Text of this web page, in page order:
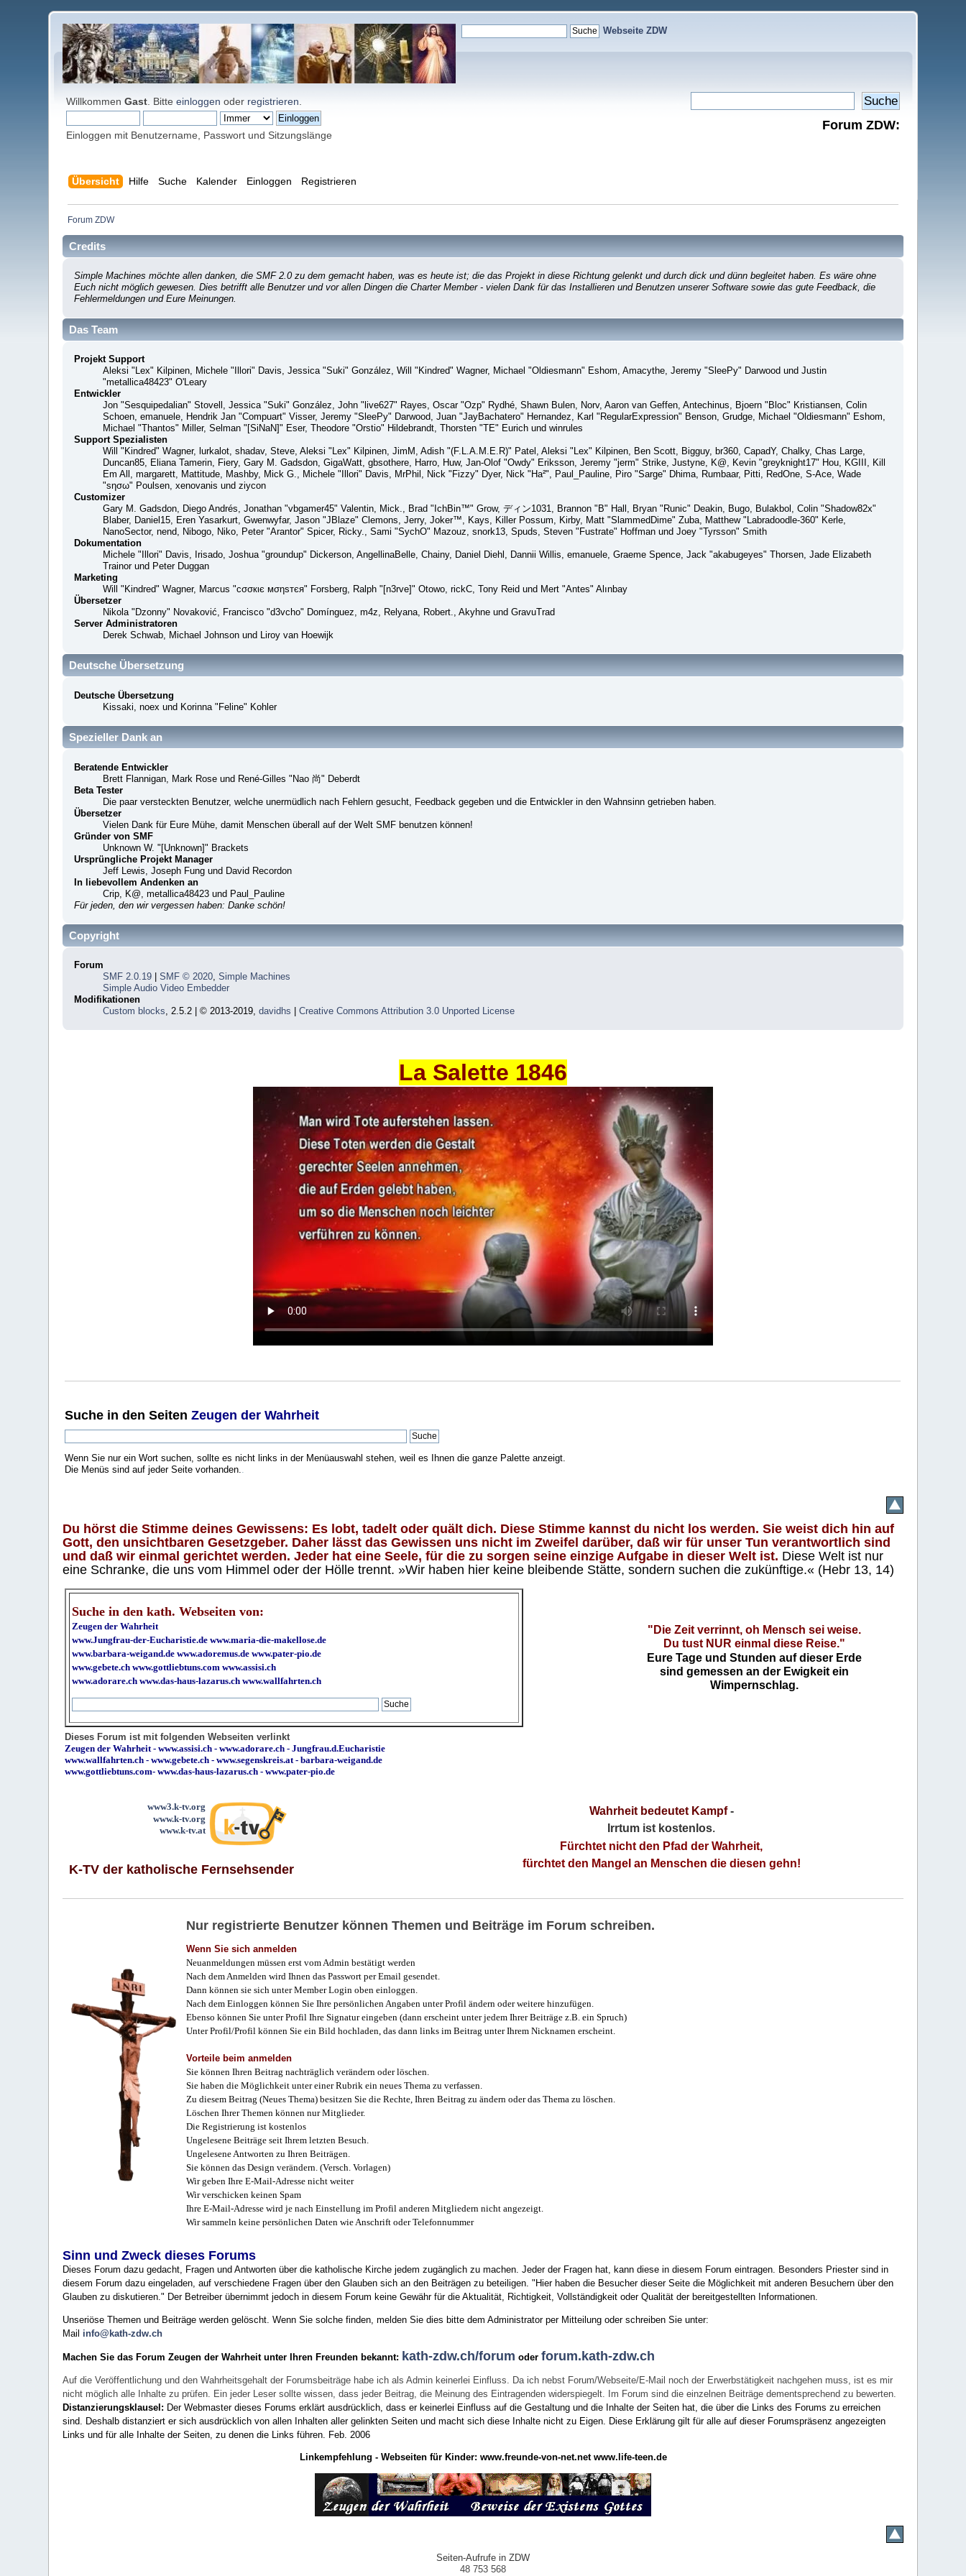
Webseite ZDW
WillkommenGast . Bitteeinloggen oder registrieren
Einloggen mit Benutzername, Passwort und Sitzungslänge
Forum ZDW:
Übersicht Hilfe Suche Kalender Einloggen Registrieren
Forum ZDW
Credits
Simple Machines möchte allen danken, die SMF 2.0 zu dem gemacht haben, was es heute ist; die das Projekt in diese Richtung gelenkt und durch dick und dünn begleitet haben. Es wäre ohne
Euch nicht möglich gewesen. Dies betrifft alle Benutzer und vor allen Dingen die Charter Member - vielen Dank für das Installieren und Benutzen unserer Software sowie das gute Feedback, die
Fehlermeldungen und Eure Meinungen.
Das Team
Projekt Support
Aleksi "Lex" Kilpinen, Michele "Illori" Davis, Jessica "Suki" González, Will "Kindred" Wagner, Michael "Oldiesmann" Eshom, Amacythe, Jeremy "SleePy" Darwood und Justin
"metallica48423" O'Leary
Entwickler
Jon "Sesquipedalian" Stovell, Jessica "Suki" González, John "live627" Rayes, Oscar "Ozp" Rydhé, Shawn Bulen, Norv, Aaron van Geffen, Antechinus, Bjoern "Bloc" Kristiansen, Colin
Schoen, emanuele, Hendrik Jan "Compuart" Visser, Jeremy "SleePy" Darwood, Juan "JayBachatero" Hernandez, Karl "RegularExpression" Benson, Grudge, Michael "Oldiesmann" Eshom,
Michael "Thantos" Miller, Selman "[SiNaN]" Eser, Theodore "Orstio" Hildebrandt, Thorsten "TE" Eurich und winrules
Support Spezialisten
Will "Kindred" Wagner, lurkalot, shadav, Steve, Aleksi "Lex" Kilpinen, JimM, Adish "(F.L.A.M.E.R)" Patel, Aleksi "Lex" Kilpinen, Ben Scott, Bigguy, br360, CapadY, Chalky, Chas Large,
Duncan85, Eliana Tamerin, Fiery, Gary M. Gadsdon, GigaWatt, gbsothere, Harro, Huw, Jan-Olof "Owdy" Eriksson, Jeremy "jerm" Strike, Justyne, K@, Kevin "greyknight17" Hou, KGIII, Kill
Em All, margarett, Mattitude, Mashby, Mick G., Michele "Illori" Davis, MrPhil, Nick "Fizzy" Dyer, Nick "Ha²", Paul_Pauline, Piro "Sarge" Dhima, Rumbaar, Pitti, RedOne, S-Ace, Wade
"sησω" Poulsen, xenovanis und ziycon
Customizer
Gary M. Gadsdon, Diego Andrés, Jonathan "vbgamer45" Valentin, Mick., Brad "IchBin™" Grow, ディン1031, Brannon "B" Hall, Bryan "Runic" Deakin, Bugo, Bulakbol, Colin "Shadow82x"
Blaber, Daniel15, Eren Yasarkurt, Gwenwyfar, Jason "JBlaze" Clemons, Jerry, Joker™, Kays, Killer Possum, Kirby, Matt "SlammedDime" Zuba, Matthew "Labradoodle-360" Kerle,
NanoSector, nend, Nibogo, Niko, Peter "Arantor" Spicer, Ricky., Sami "SychO" Mazouz, snork13, Spuds, Steven "Fustrate" Hoffman und Joey "Tyrsson" Smith
Dokumentation
Michele "Illori" Davis, Irisado, Joshua "groundup" Dickerson, AngellinaBelle, Chainy, Daniel Diehl, Dannii Willis, emanuele, Graeme Spence, Jack "akabugeyes" Thorsen, Jade Elizabeth
Trainor und Peter Duggan
Marketing
Will "Kindred" Wagner, Marcus "cσσкιє мσηѕтєя" Forsberg, Ralph "[n3rve]" Otowo, rickC, Tony Reid und Mert "Antes" Alınbay
Übersetzer
Nikola "Dzonny" Novaković, Francisco "d3vcho" Domínguez, m4z, Relyana, Robert., Akyhne und GravuTrad
Server Administratoren
Derek Schwab, Michael Johnson und Liroy van Hoewijk
Deutsche Übersetzung
Deutsche Übersetzung
Kissaki, noex und Korinna "Feline" Kohler
Spezieller Dank an
Beratende Entwickler
Brett Flannigan, Mark Rose und René-Gilles "Nao 尚" Deberdt
Beta Tester
Die paar versteckten Benutzer, welche unermüdlich nach Fehlern gesucht, Feedback gegeben und die Entwickler in den Wahnsinn getrieben haben.
Übersetzer
Vielen Dank für Eure Mühe, damit Menschen überall auf der Welt SMF benutzen können!
Gründer von SMF
Unknown W. "[Unknown]" Brackets
Ursprüngliche Projekt Manager
Jeff Lewis, Joseph Fung und David Recordon
In liebevollem Andenken an
Crip, K@, metallica48423 und Paul_Pauline
Für jeden, den wir vergessen haben: Danke schön!
Copyright
Forum
SMF 2.0.19| SMF © 2020, Simple Machines
Simple Audio Video Embedder
Modifikationen
Custom blocks, 2.5.2 | © 2013-2019, davidhs Creative Commons Attribution 3.0 Unported License
La Salette 1846
Suche in den SeitenZeugen der Wahrheit
Wenn Sie nur ein Wort suchen, sollte es nicht links in der Menüauswahl stehen, weil es Ihnen die ganze Palette anzeigt.
Die Menüs sind auf jeder Seite vorhanden..
Du hörst die Stimme deines Gewissens: Es lobt, tadelt oder quält dich. Diese Stimme kannst du nicht los werden. Sie weist dich hin auf
Gott, den unsichtbaren Gesetzgeber. Daher lässt das Gewissen uns nicht im Zweifel darüber, daß wir für unser Tun verantwortlich sind
und daß wir einmal gerichtet werden. Jeder hat eine Seele, für die zu sorgen seine einzige Aufgabe in dieser Welt ist. Diese Welt ist nur
eine Schranke, die uns vom Himmel oder der Hölle trennt. »Wir haben hier keine bleibende Stätte, sondern suchen die zukünftige.« (Hebr 13, 14)
Suche in den kath. Webseiten von:
Zeugen der Wahrheit
www.Jungfrau-der-Eucharistie.de www.maria-die-makellose.de
www.barbara-weigand.de www.adoremus.de www.pater-pio.de
www.gebete.ch www.gottliebtuns.com www.assisi.ch
www.adorare.ch www.das-haus-lazarus.ch www.wallfahrten.ch
"Die Zeit verrinnt, oh Mensch sei weise.
Du tust NUR einmal diese Reise."
Eure Tage und Stunden auf dieser Erde
sind gemessen an der Ewigkeit ein
Wimpernschlag.
Dieses Forum ist mit folgenden Webseiten verlinkt
Zeugen der Wahrheit-www.assisi.ch -www.adorare.ch -Jungfrau.d.Eucharistie
www.wallfahrten.ch -www.gebete.ch -www.segenskreis.at-barbara-weigand.de
www.gottliebtuns.com-www.das-haus-lazarus.ch - www.pater-pio.de
www3.k-tv.org
www.k-tv.org
www.k-tv.at
K-TV der katholische Fernsehsender
Wahrheit bedeutet Kampf-
Irrtum ist kostenlos.
Fürchtet nicht den Pfad der Wahrheit,
fürchtet den Mangel an Menschen die diesen gehn!
Nur registrierte Benutzer können Themen und Beiträge im Forum schreiben.
Wenn Sie sich anmelden
Neuanmeldungen müssen erst vom Admin bestätigt werden
Nach dem Anmelden wird Ihnen das Passwort per Email gesendet.
Dann können sie sich unter Member Login oben einloggen.
Nach dem Einloggen können Sie Ihre persönlichen Angaben unter Profil ändern oder weitere hinzufügen.
Ebenso können Sie unter Profil Ihre Signatur eingeben (dann erscheint unter jedem Ihrer Beiträge z.B. ein Spruch)
Unter Profil/Profil können Sie ein Bild hochladen, das dann links im Beitrag unter Ihrem Nicknamen erscheint.
Vorteile beim anmelden
Sie können Ihren Beitrag nachträglich verändern oder löschen.
Sie haben die Möglichkeit unter einer Rubrik ein neues Thema zu verfassen.
Zu diesem Beitrag (Neues Thema) besitzen Sie die Rechte, Ihren Beitrag zu ändern oder das Thema zu löschen.
Löschen Ihrer Themen können nur Mitglieder.
Die Registrierung ist kostenlos
Ungelesene Beiträge seit Ihrem letzten Besuch.
Ungelesene Antworten zu Ihren Beiträgen.
Sie können das Design verändern. (Versch. Vorlagen)
Wir geben Ihre E-Mail-Adresse nicht weiter
Wir verschicken keinen Spam
Ihre E-Mail-Adresse wird je nach Einstellung im Profil anderen Mitgliedern nicht angezeigt.
Wir sammeln keine persönlichen Daten wie Anschrift oder Telefonnummer
Sinn und Zweck dieses Forums
Dieses Forum dazu gedacht, Fragen und Antworten über die katholische Kirche jedem zugänglich zu machen. Jeder der Fragen hat, kann diese in diesem Forum eintragen. Besonders Priester sind in
diesem Forum dazu eingeladen, auf verschiedene Fragen über den Glauben sich an den Beiträgen zu beteiligen. "Hier haben die Besucher dieser Seite die Möglichkeit mit anderen Besuchern über den
Glauben zu diskutieren." Der Betreiber übernimmt jedoch in diesem Forum keine Gewähr für die Aktualität, Richtigkeit, Vollständigkeit oder Qualität der bereitgestellten Informationen.
Unseriöse Themen und Beiträge werden gelöscht. Wenn Sie solche finden, melden Sie dies bitte dem Administrator per Mitteilung oder schreiben Sie unter:
Mail info@kath-zdw.ch
Machen Sie das Forum Zeugen der Wahrheit unter Ihren Freunden bekannt: kath-zdw.ch/forum oderforum.kath-zdw.ch
Auf die Veröffentlichung und den Wahrheitsgehalt der Forumsbeiträge habe ich als Admin keinerlei Einfluss. Da ich nebst Forum/Webseite/E-Mail noch der Erwerbstätigkeit nachgehen muss, ist es mir
nicht möglich alle Inhalte zu prüfen. Ein jeder Leser sollte wissen, dass jeder Beitrag, die Meinung des Eintragenden widerspiegelt. Im Forum sind die einzelnen Beiträge dementsprechend zu bewerten.
Distanzierungsklausel: Der Webmaster dieses Forums erklärt ausdrücklich, dass er keinerlei Einfluss auf die Gestaltung und die Inhalte der Seiten hat, die über die Links des Forums zu erreichen
sind. Deshalb distanziert er sich ausdrücklich von allen Inhalten aller gelinkten Seiten und macht sich diese Inhalte nicht zu Eigen. Diese Erklärung gilt für alle auf dieser Forumspräsenz angezeigten
Links und für alle Inhalte der Seiten, zu denen die Links führen. Feb. 2006
Linkempfehlung - Webseiten für Kinder: www.freunde-von-net.net www.life-teen.de
Seiten-Aufrufe in ZDW
48 753 568